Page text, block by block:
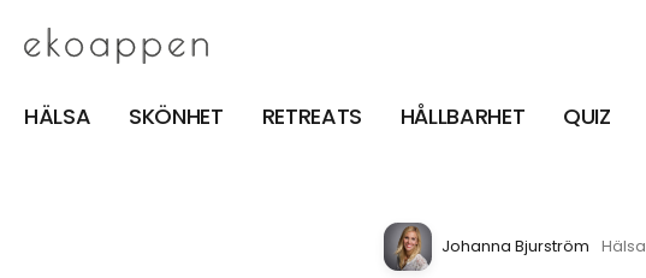
HÄLSA SKÖNHET RETREATS HÅLLBARHET QUIZ
Johanna Bjurström Hälsa